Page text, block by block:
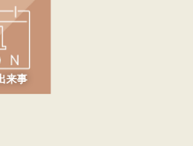
来事